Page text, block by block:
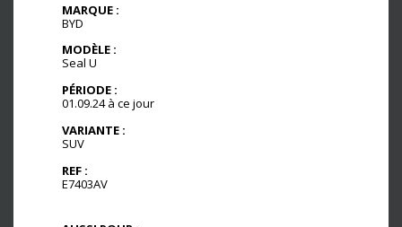
MARQUE :
BYD
MODÈLE :
Seal U
PÉRIODE :
01.09.24 à ce jour
VARIANTE :
SUV
REF :
E7403AV